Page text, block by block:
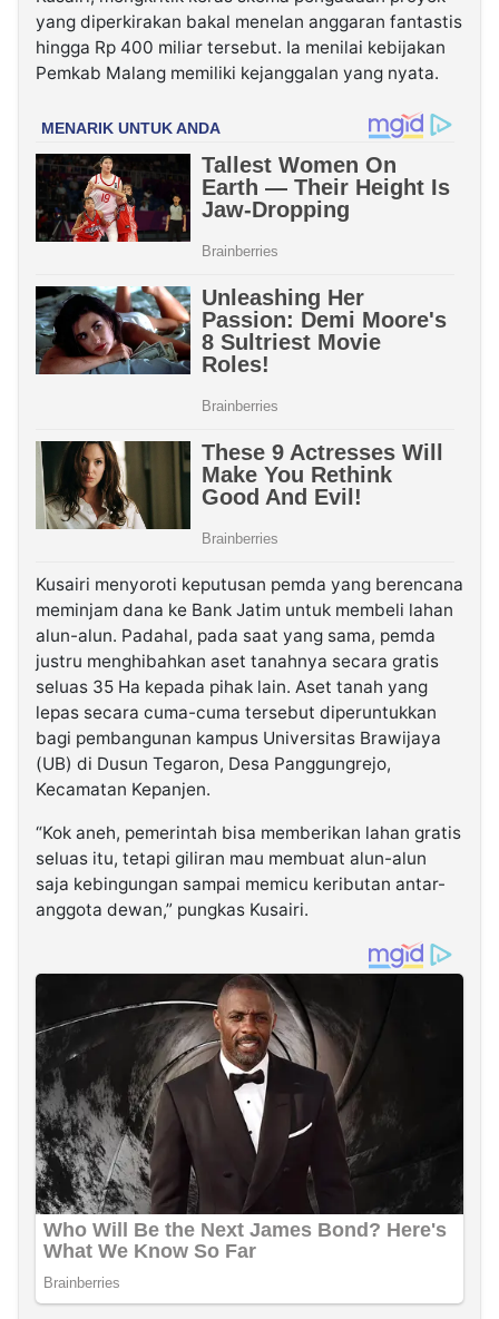
yang diperkirakan bakal menelan anggaran fantastis
hingga Rp 400 miliar tersebut. Ia menilai kebijakan
Pemkab Malang memiliki kejanggalan yang nyata.
Kusairi menyoroti keputusan pemda yang berencana
meminjam dana ke Bank Jatim untuk membeli lahan
alun-alun. Padahal, pada saat yang sama, pemda
justru menghibahkan aset tanahnya secara gratis
seluas 35 Ha kepada pihak lain. Aset tanah yang
lepas secara cuma-cuma tersebut diperuntukkan
bagi pembangunan kampus Universitas Brawijaya
(UB) di Dusun Tegaron, Desa Panggungrejo,
Kecamatan Kepanjen.
“Kok aneh, pemerintah bisa memberikan lahan gratis
seluas itu, tetapi giliran mau membuat alun-alun
saja kebingungan sampai memicu keributan antar-
anggota dewan,” pungkas Kusairi.